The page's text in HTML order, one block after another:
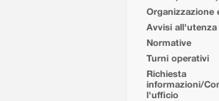
Organizzazione
Avvisi all'utenza
Normative
Turni operativi
Richiesta
informazioni/
l'ufficio